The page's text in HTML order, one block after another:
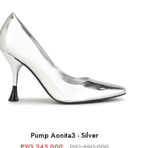
Pump Aonita3 - Silver